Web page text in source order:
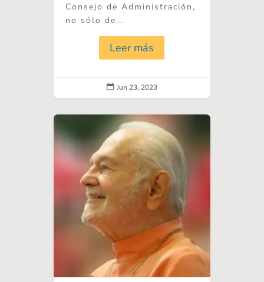
Consejo de Administración,
no sólo de...
Leer más
 Jun 23, 2023